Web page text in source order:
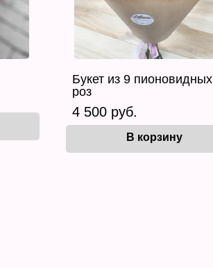
Букет из 9 пионовидных
роз
4 500 руб.
В корзину